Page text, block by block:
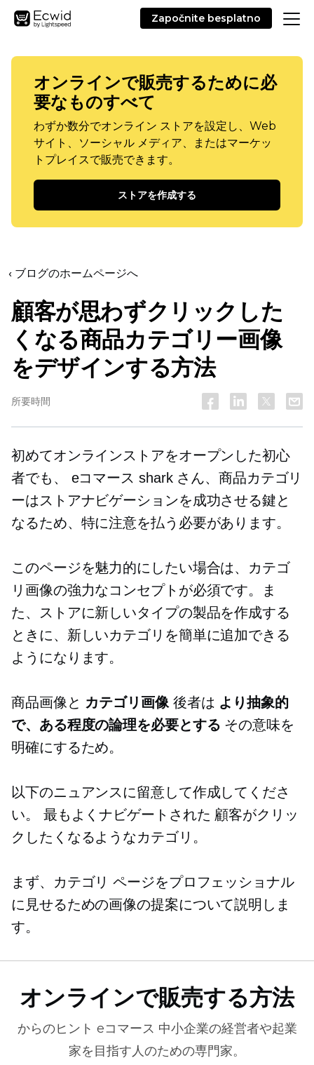
Započnite besplatno
オンラインで販売するために必
要なものすべて
わずか数分でオンライン ストアを設定し、Web
サイト、ソーシャル メディア、またはマーケッ
トプレイスで販売できます。
ストアを作成する
‹ ブログのホームページへ
顧客が思わずクリックした
くなる商品カテゴリー画像
をデザインする方法
所要時間
初めてオンラインストアをオープンした初心
者でも、 eコマース shark さん、商品カテゴリ
ーはストアナビゲーションを成功させる鍵と
なるため、特に注意を払う必要があります。
このページを魅力的にしたい場合は、カテゴ
リ画像の強力なコンセプトが必須です。ま
た、ストアに新しいタイプの製品を作成する
ときに、新しいカテゴリを簡単に追加できる
ようになります。
商品画像と カテゴリ画像後者は より抽象的
で、ある程度の論理を必要とする その意味を
明確にするため。
以下のニュアンスに留意して作成してくださ
い。 最もよくナビゲートされた 顧客がクリッ
クしたくなるようなカテゴリ。
まず、カテゴリ ページをプロフェッショナル
に見せるための画像の提案について説明しま
す。
オンラインで販売する方法
からのヒント eコマース 中小企業の経営者や起業
家を目指す人のための専門家。